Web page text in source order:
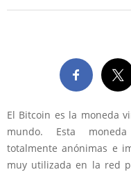
El Bitcoin es la moneda
mundo. Esta
totalmente anónimas e
muy utilizada en la red